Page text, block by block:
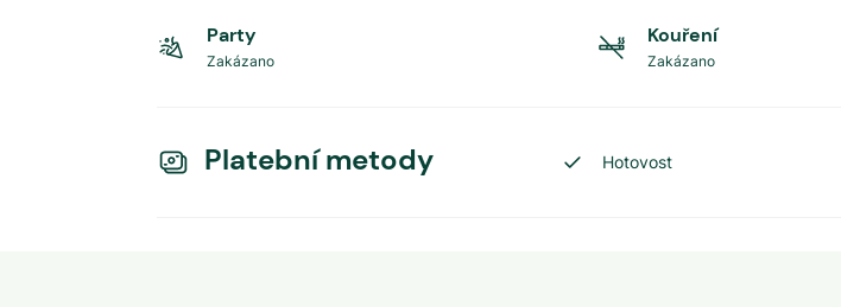
Party
Zakázano
Kouření
Zakázano
Platební metody Hotovost